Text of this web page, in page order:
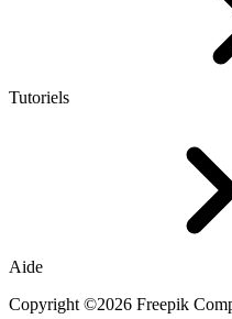
Tutoriels
Aide
Copyright ©2026 Freepik